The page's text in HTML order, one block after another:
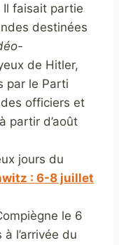
Il faisait partie
destinées
de Hitler,
par le Parti
officiers et
partir d’août
jours du
: 6-8 juillet
le 6
l’arrivée du